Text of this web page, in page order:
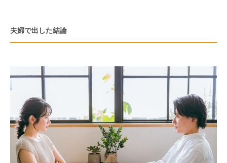
夫婦で出した結論